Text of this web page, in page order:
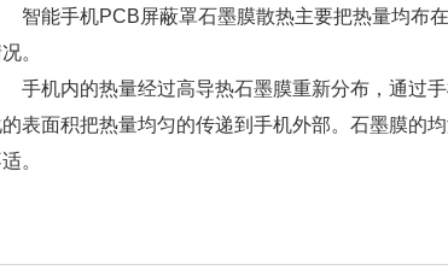
智能手机PCB屏蔽罩石墨膜散热主要把热量均布
。
手机内的热量经过高导热石墨膜重新分布，通过
表面积把热量均匀的传递到手机外部。石墨膜的
。